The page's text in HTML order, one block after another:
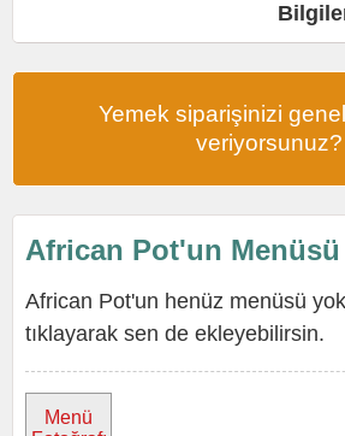
Yemek siparişinizi
veriyorsunuz?
African Pot'un Menüsü
African Pot'un henüz menüsü
tıklayarak sen de ekleyebilirsin.
Menü